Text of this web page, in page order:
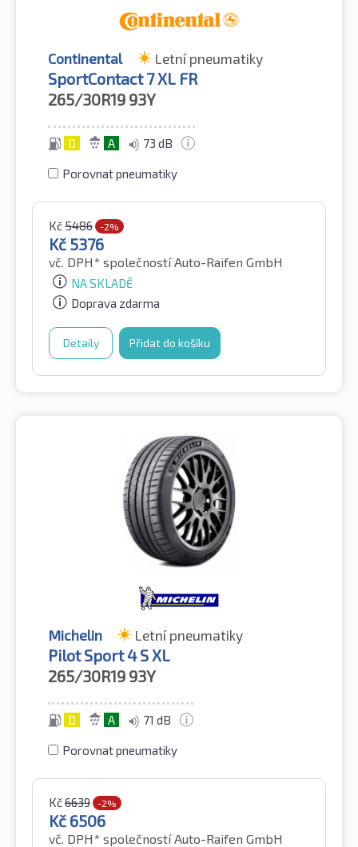
Continental Letní pneumatiky
SportContact 7 XL FR
265/30R19 93Y
D A 73 dB
Porovnat pneumatiky
Kč5486 -2%
Kč 5376
vč. DPH* společností Auto-Raifen GmbH
NA SKLADĚ
Doprava zdarma
Detaily Přidat do košíku
Michelin Letní pneumatiky
Pilot Sport 4 S XL
265/30R19 93Y
D A 71 dB
Porovnat pneumatiky
Kč6639 -2%
Kč 6506
vč. DPH* společností Auto-Raifen GmbH